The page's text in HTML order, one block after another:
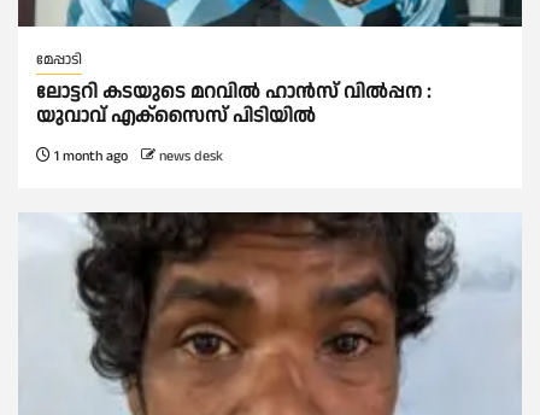
മേപ്പാടി
ലോട്ടറി കടയുടെ മറവിൽ ഹാൻസ് വിൽപ്പന :
യുവാവ് എക്സൈസ് പിടിയിൽ
1 month ago news desk